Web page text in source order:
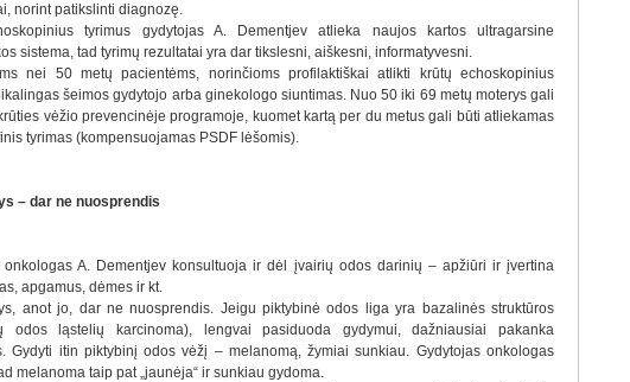
norint patikslinti diagnozę.
tyrimus gydytojas A. Dementjev atlieka naujos kartos ultragarsine
sistema, tad tyrimų rezultatai yra dar tikslesni, aiškesni, informatyvesni.
nei 50 metų pacientėms, norinčioms profilaktiškai atlikti krūtų echoskopinius
šeimos gydytojo arba ginekologo siuntimas. Nuo 50 iki 69 metų moterys gali
vėžio prevencinėje programoje, kuomet kartą per du metus gali būti atliekamas
tyrimas (kompensuojamas PSDF lėšomis).
– dar ne nuosprendis
onkologas A. Dementjev konsultuoja ir dėl įvairių odos darinių – apžiūri ir įvertina
apgamus, dėmes ir kt.
anot jo, dar ne nuosprendis. Jeigu piktybinė odos liga yra bazalinės struktūros
odos ląstelių karcinoma), lengvai pasiduoda gydymui, dažniausiai pakanka
Gydyti itin piktybinį odos vėžį – melanomą, žymiai sunkiau. Gydytojas onkologas
melanoma taip pat „jaunėja“ ir sunkiau gydoma.